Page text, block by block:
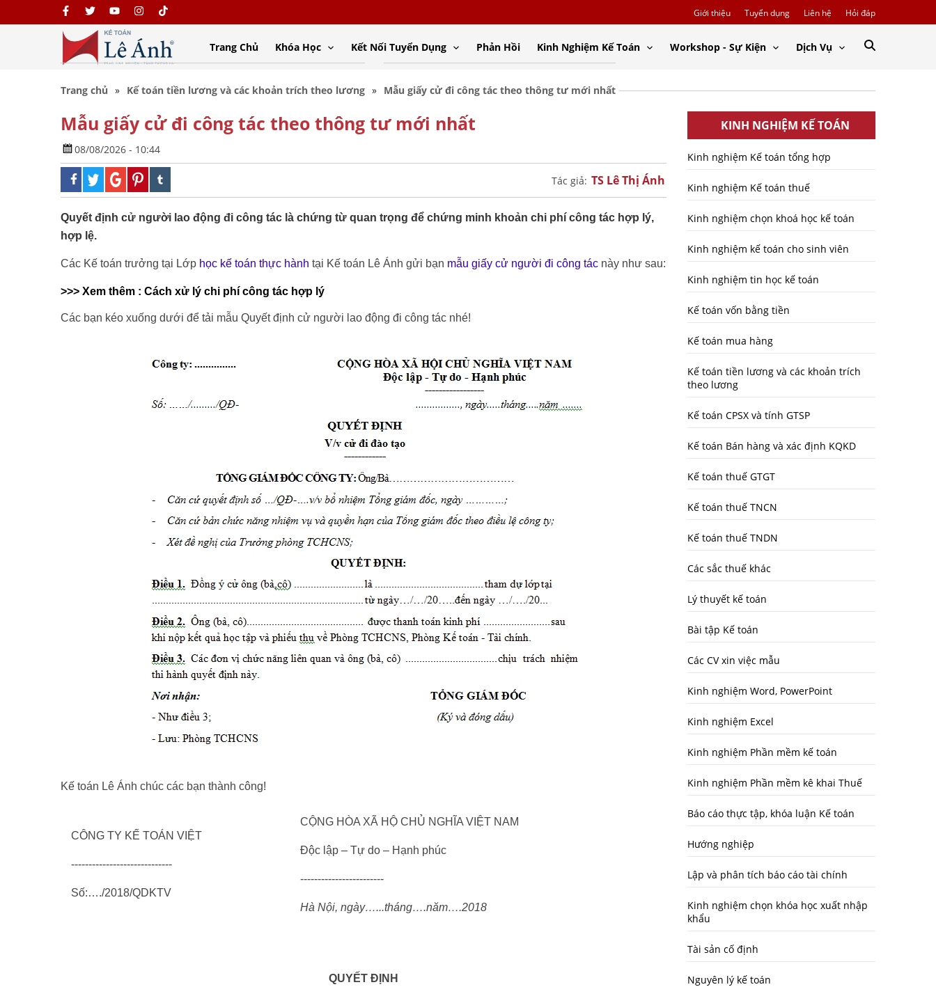
Giới thiệu Tuyển dụng Liên hệ Hỏi đáp
Trang Chủ Khóa Học Kết Nối Tuyển Dụng Phản Hồi Kinh Nghiệm Kế Toán Workshop - Sự Kiện Dịch Vụ
Trang chủ Kế toán tiền lương và các khoản trích theo lương Mẫu giấy cử đi công tác theo thông tư mới nhất
Mẫu giấy cử đi công tác theo thông tư mới nhất
08/08/2026 - 10:44
Tác giả: TS Lê Thị Ánh
Quyết định cử người lao động đi công tác là chứng từ quan trọng để chứng minh khoản chi phí công tác hợp lý,
hợp lệ.
Các Kế toán trưởng tại Lớp học kế toán thực hành tại Kế toán Lê Ánh gửi bạn mẫu giấy cử người đi công tác này như sau:
>>> Xem thêm : Cách xử lý chi phí công tác hợp lý
Các bạn kéo xuống dưới để tải mẫu Quyết định cử người lao động đi công tác nhé!
Kế toán Lê Ánh chúc các bạn thành công!
CÔNG TY KẾ TOÁN VIỆT
-----------------------------
Số:…./2018/QDKTV
CỘNG HÒA XÃ HỘ CHỦ NGHĨA VIỆT NAM
Độc lập – Tự do – Hạnh phúc
------------------------
Hà Nội, ngày…...tháng….năm….2018
QUYẾT ĐỊNH
KINH NGHIỆM KẾ TOÁN
Kinh nghiệm Kế toán tổng hợp
Kinh nghiệm Kế toán thuế
Kinh nghiệm chọn khoá học kế toán
Kinh nghiệm kế toán cho sinh viên
Kinh nghiệm tin học kế toán
Kế toán vốn bằng tiền
Kế toán mua hàng
Kế toán tiền lương và các khoản trích
theo lương
Kế toán CPSX và tính GTSP
Kế toán Bán hàng và xác định KQKD
Kế toán thuế GTGT
Kế toán thuế TNCN
Kế toán thuế TNDN
Các sắc thuế khác
Lý thuyết kế toán
Bài tập Kế toán
Các CV xin việc mẫu
Kinh nghiệm Word, PowerPoint
Kinh nghiệm Excel
Kinh nghiệm Phần mềm kế toán
Kinh nghiệm Phần mềm kê khai Thuế
Báo cáo thực tập, khóa luận Kế toán
Hướng nghiệp
Lập và phân tích báo cáo tài chính
Kinh nghiệm chọn khóa học xuất nhập
khẩu
Tài sản cố định
Nguyên lý kế toán